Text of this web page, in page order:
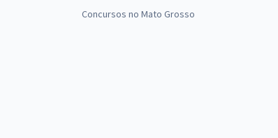
Concursos no Mato Grosso